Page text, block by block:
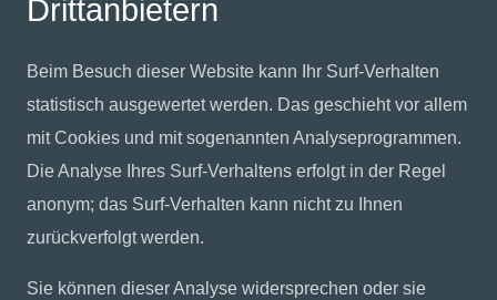
Drittanbietern
Beim Besuch dieser Website kann Ihr Surf-Verhalten
statistisch ausgewertet werden. Das geschieht vor allem
mit Cookies und mit sogenannten Analyseprogrammen.
Die Analyse Ihres Surf-Verhaltens erfolgt in der Regel
anonym; das Surf-Verhalten kann nicht zu Ihnen
zurückverfolgt werden.
Sie können dieser Analyse widersprechen oder sie